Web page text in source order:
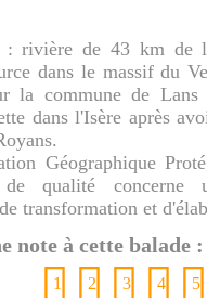
rivière de 43 km de
dans le massif du
la commune de Lans
dans l'Isère après
Géographique
qualité concerne
transformation et
note à cette balade :
1 2 3 4 5